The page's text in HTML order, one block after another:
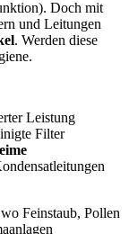
Doch mit
und Leitungen
. Werden diese
Leistung
Filter
Feinstaub, Pollen